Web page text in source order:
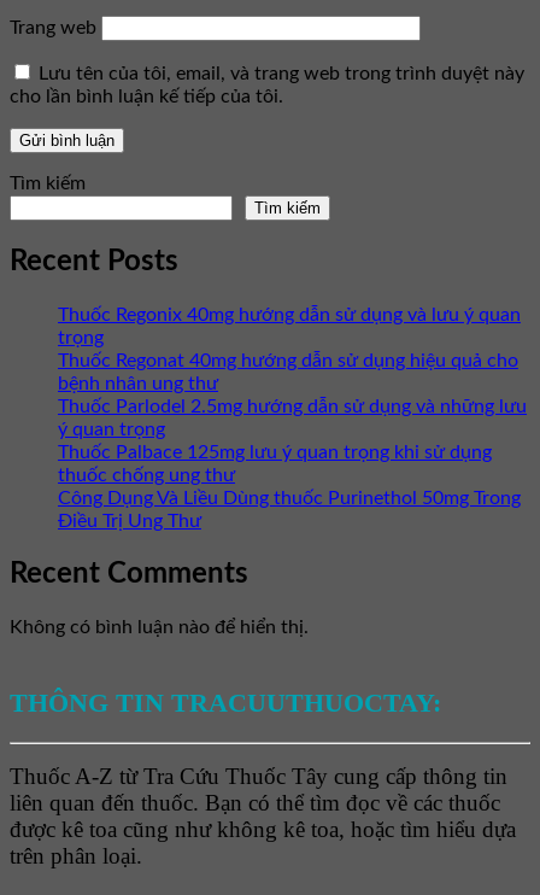
Trang web
Lưu tên của tôi, email, và trang web trong trình duyệt này
cho lần bình luận kế tiếp của tôi.
Tìm kiếm
Tìm kiếm
Recent Posts
Thuốc Regonix 40mg hướng dẫn sử dụng và lưu ý quan
trọng
Thuốc Regonat 40mg hướng dẫn sử dụng hiệu quả cho
bệnh nhân ung thư
Thuốc Parlodel 2.5mg hướng dẫn sử dụng và những lưu
ý quan trọng
Thuốc Palbace 125mg lưu ý quan trọng khi sử dụng
thuốc chống ung thư
Công Dụng Và Liều Dùng thuốc Purinethol 50mg Trong
Điều Trị Ung Thư
Recent Comments
Không có bình luận nào để hiển thị.
THÔNG TIN TRACUUTHUOCTAY:
Thuốc A-Z từ Tra Cứu Thuốc Tây cung cấp thông tin
liên quan đến thuốc. Bạn có thể tìm đọc về các thuốc
được kê toa cũng như không kê toa, hoặc tìm hiểu dựa
trên phân loại.